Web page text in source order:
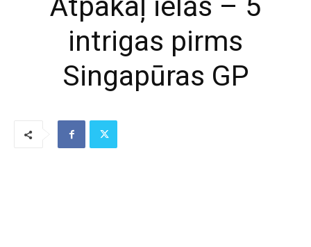
intrigas pirms
Singapūras GP